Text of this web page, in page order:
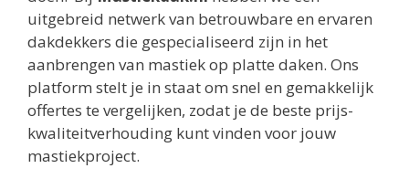
uitgebreid netwerk van betrouwbare en ervaren
dakdekkers die gespecialiseerd zijn in het
aanbrengen van mastiek op platte daken. Ons
platform stelt je in staat om snel en gemakkelijk
offertes te vergelijken, zodat je de beste prijs-
kwaliteitverhouding kunt vinden voor jouw
mastiekproject.